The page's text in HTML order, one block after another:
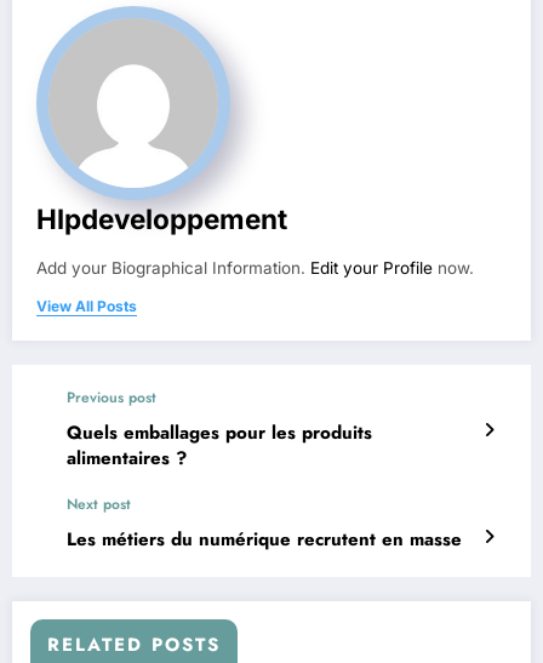
Hlpdeveloppement
Add your Biographical Information. Edit your Profile now.
View All Posts
Previous post
Quels emballages pour les produits
alimentaires ?
Next post
Les métiers du numérique recrutent en masse
RELATED POSTS